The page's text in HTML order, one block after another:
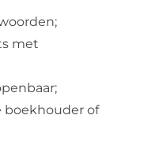
met
boekhouder of